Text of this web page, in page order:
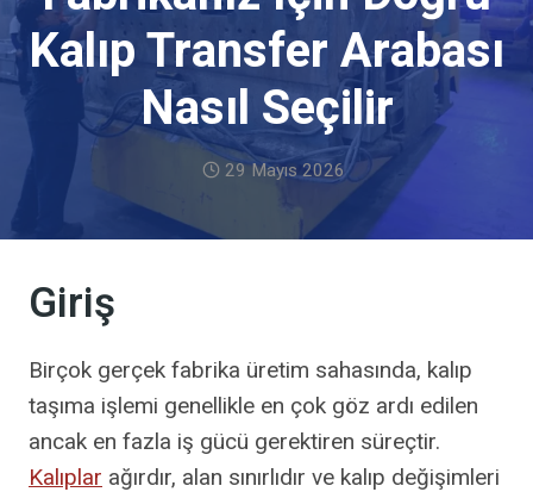
Kalıp Transfer Arabası
Nasıl Seçilir
29 Mayıs 2026
Giriş
Birçok gerçek fabrika üretim sahasında, kalıp
taşıma işlemi genellikle en çok göz ardı edilen
ancak en fazla iş gücü gerektiren süreçtir.
Kalıplar ağırdır, alan sınırlıdır ve kalıp değişimleri